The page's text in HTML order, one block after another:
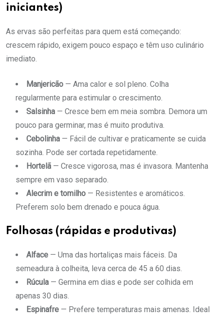
iniciantes)
As ervas são perfeitas para quem está começando:
crescem rápido, exigem pouco espaço e têm uso culinário
imediato.
Manjericão — Ama calor e sol pleno. Colha
regularmente para estimular o crescimento.
Salsinha — Cresce bem em meia sombra. Demora um
pouco para germinar, mas é muito produtiva.
Cebolinha — Fácil de cultivar e praticamente se cuida
sozinha. Pode ser cortada repetidamente.
Hortelã — Cresce vigorosa, mas é invasora. Mantenha
sempre em vaso separado.
Alecrim e tomilho — Resistentes e aromáticos.
Preferem solo bem drenado e pouca água.
Folhosas (rápidas e produtivas)
Alface — Uma das hortaliças mais fáceis. Da
semeadura à colheita, leva cerca de 45 a 60 dias.
Rúcula — Germina em dias e pode ser colhida em
apenas 30 dias.
Espinafre — Prefere temperaturas mais amenas. Ideal